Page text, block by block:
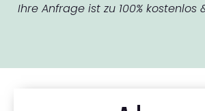
Ihre Anfrage ist zu 100% kostenlos